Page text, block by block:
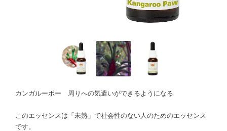
カンガルーポー 周りへの気遣いができるようになる
このエッセンスは「未熟」で社会性のない人のためのエッセンス
です。